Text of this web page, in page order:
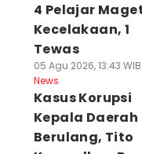
Ubah
4 Pelajar
Kecelakaan, 1
Tewas
05 Agu 2026, 13:43 WIB
News
Kasus Korupsi
Kepala Daerah
Berulang, Tito